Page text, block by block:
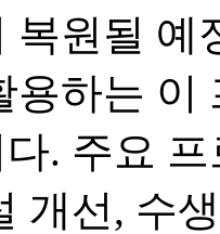
복원될 예
용하는 이
. 주요
개선, 수